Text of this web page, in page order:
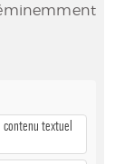
textuel